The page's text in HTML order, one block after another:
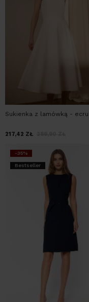
Sukienka z lamówką - ecru
217,42 ZŁ
-35%
Bestseller